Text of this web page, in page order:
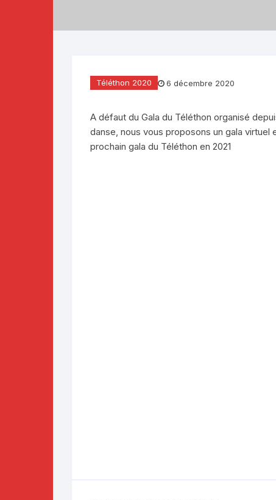
Téléthon 2017
Téléthon 2020 6 décembre 2020
A défaut du Gala du Téléthon organisé
danse, nous vous proposons un gala
prochain gala du Téléthon en 2021